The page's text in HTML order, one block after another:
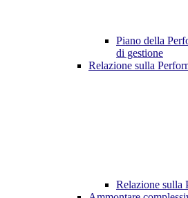
Piano della
di gestione
Relazione sulla
Relazione sulla